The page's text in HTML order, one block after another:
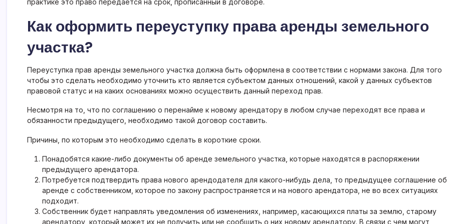
практике это право передается на срок, прописанный в договоре.
Как оформить переуступку права аренды земельного
участка?
Переуступка прав аренды земельного участка должна быть оформлена в соответствии с нормами закона. Для того
чтобы это сделать необходимо уточнить кто является субъектом данных отношений, какой у данных субъектов
правовой статус и на каких основаниях можно осуществить данный переход прав.
Несмотря на то, что по соглашению о перенайме к новому арендатору в любом случае переходят все права и
обязанности предыдущего, необходимо такой договор составить.
Причины, по которым это необходимо сделать в короткие сроки.
Понадобятся какие-либо документы об аренде земельного участка, которые находятся в распоряжении
предыдущего арендатора.
Потребуется подтвердить права нового арендодателя для какого-нибудь дела, то предыдущее соглашение об
аренде с собственником, которое по закону распространяется и на нового арендатора, не во всех ситуациях
подходит.
Собственник будет направлять уведомления об изменениях, например, касающихся платы за землю, старому
арендатору, который может их не получить или не сообщить о них новому арендатору. В связи с чем могут